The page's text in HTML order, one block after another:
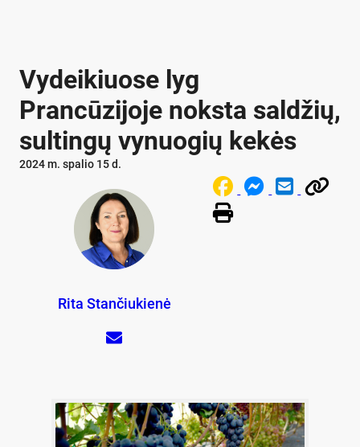
Vydeikiuose lyg
Prancūzijoje noksta saldžių,
sultingų vynuogių kekės
2024 m. spalio 15 d.
Rita Stančiukienė